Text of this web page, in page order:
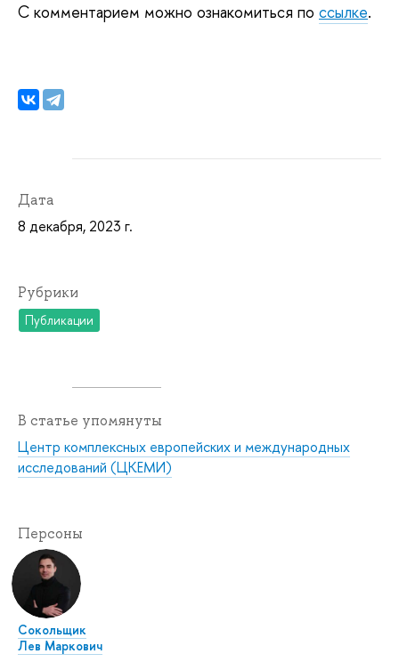
С комментарием можно ознакомиться по ссылке.
Дата
8 декабря, 2023 г.
Рубрики
Публикации
В статье упомянуты
Центр комплексных европейских и международных
исследований (ЦКЕМИ)
Персоны
Сокольщик
Лев Маркович